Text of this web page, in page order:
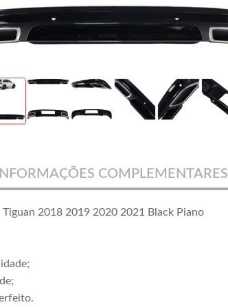
INFORMAÇÕES COMPLEMENTARES
Tiguan 2018 2019 2020 2021 Black Piano